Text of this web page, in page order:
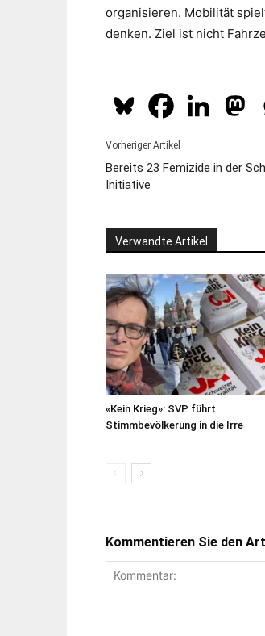
organisieren. Mobilität
denken. Ziel ist nicht
Vorheriger Artikel
Bereits 23 Femizide in der
Initiative
Verwandte Artikel
«Kein Krieg»: SVP führt
Stimmbevölkerung in die Irre
Kommentieren Sie den